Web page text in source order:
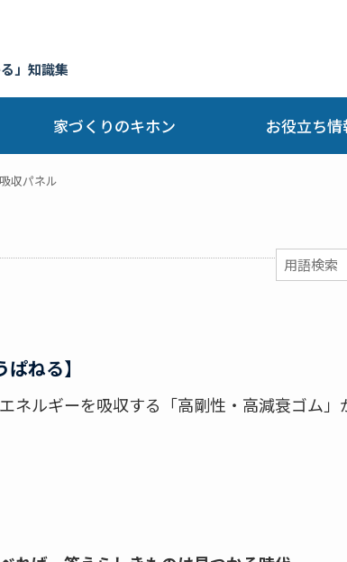
」知識集
家づくりのキホン お役立ち情
収パネル
ねる】
ネルギーを吸収する「高剛性・高減衰ゴム」